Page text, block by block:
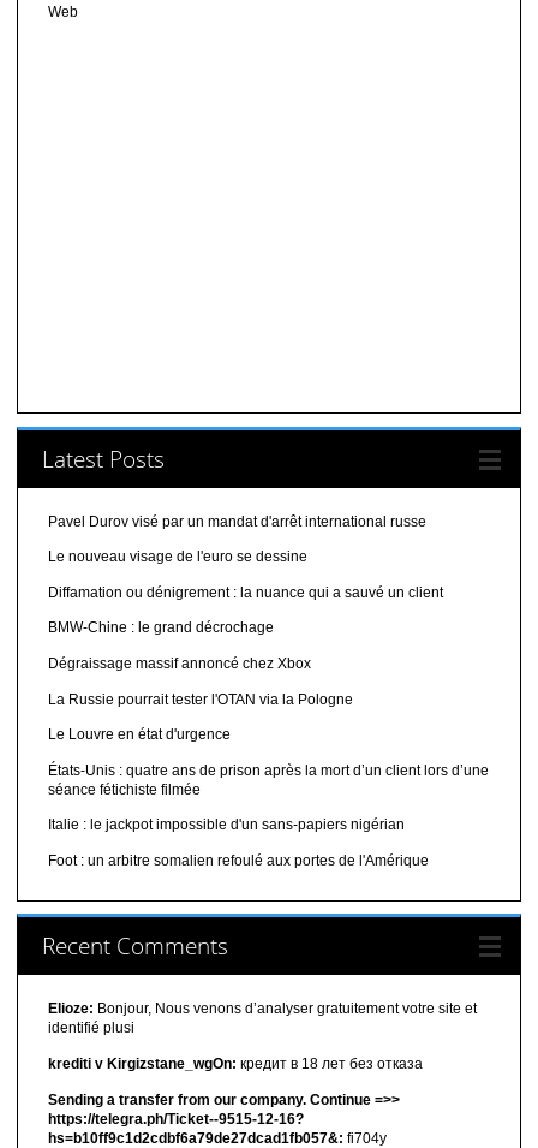
Web
Latest Posts
Pavel Durov visé par un mandat d'arrêt international russe
Le nouveau visage de l'euro se dessine
Diffamation ou dénigrement : la nuance qui a sauvé un client
BMW-Chine : le grand décrochage
Dégraissage massif annoncé chez Xbox
La Russie pourrait tester l'OTAN via la Pologne
Le Louvre en état d'urgence
États-Unis : quatre ans de prison après la mort d’un client lors d’une
séance fétichiste filmée
Italie : le jackpot impossible d'un sans-papiers nigérian
Foot : un arbitre somalien refoulé aux portes de l'Amérique
Recent Comments
Elioze: Bonjour, Nous venons d’analyser gratuitement votre site et
identifié plusi
krediti v Kirgizstane_wgOn: кредит в 18 лет без отказа
Sending a transfer from our company. Continue =>>
https://telegra.ph/Ticket--9515-12-16?
hs=b10ff9c1d2cdbf6a79de27dcad1fb057&: fi704y